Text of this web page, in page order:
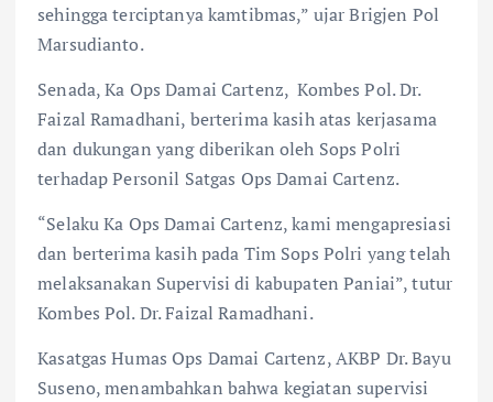
sehingga terciptanya kamtibmas,” ujar Brigjen Pol
Marsudianto.
Senada, Ka Ops Damai Cartenz, Kombes Pol. Dr.
Faizal Ramadhani, berterima kasih atas kerjasama
dan dukungan yang diberikan oleh Sops Polri
terhadap Personil Satgas Ops Damai Cartenz.
“Selaku Ka Ops Damai Cartenz, kami mengapresiasi
dan berterima kasih pada Tim Sops Polri yang telah
melaksanakan Supervisi di kabupaten Paniai”, tutur
Kombes Pol. Dr. Faizal Ramadhani.
Kasatgas Humas Ops Damai Cartenz, AKBP Dr. Bayu
Suseno, menambahkan bahwa kegiatan supervisi